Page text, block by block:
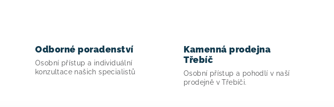
Odborné poradenství
Osobní přístup a individuální
konzultace našich specialistů
Kamenná prodejna
Třebíč
Osobní přístup a pohodlí v naší
prodejně v Třebíči.